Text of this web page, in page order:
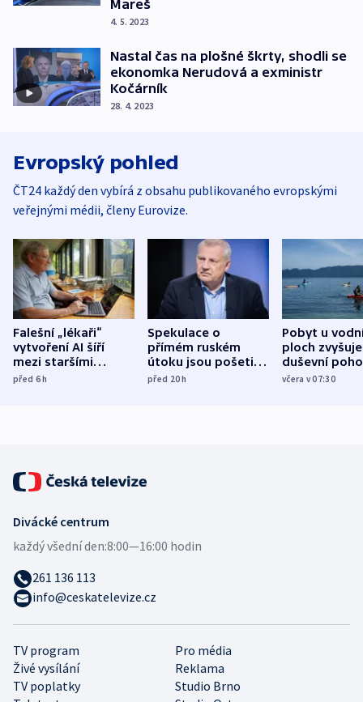
Mareš
4. 5. 2023
Nastal čas na plošné škrty, shodli se
ekonomka Nerudová a exministr
Kočárník
28. 4. 2023
Evropský pohled
ČT24 každý den vybírá z obsahu publikovaného evropskými
veřejnými médii, členy Eurovize.
Falešní „lékaři“
vytvoření AI šíří
mezi staršími
Poláky nebezpečné
před 6h
Spekulace o
přímém ruském
útoku jsou pošetilé,
míní estonský
před 20h
Pobyt u
ploch zvyšuje
duševní
ukázala
včera v 07:30
TV program
Pro média
Živé vysílání
Reklama
TV poplatky
Studio Brno
Divácké centrum
každý všední den:8:00—16:00 hodin
261 136 113
info@ceskatelevize.cz